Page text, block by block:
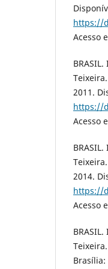
https://
Acesso
2011.
https://
Acesso
2014.
https://
Acesso
Brasília: